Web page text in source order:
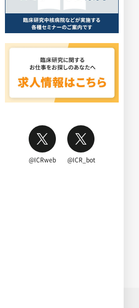
@ICRweb @ICR_bot